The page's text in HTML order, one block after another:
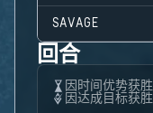
SAVAGE
回合
因时间优势获胜
因达成目标获胜